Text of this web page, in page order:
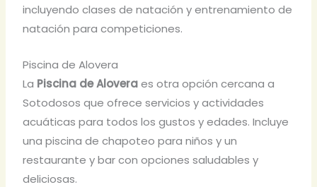
incluyendo clases de natación y entrenamiento de
natación para competiciones.
Piscina de Alovera
La Piscina de Aloveraes otra opción cercana a
Sotodosos que ofrece servicios y actividades
acuáticas para todos los gustos y edades. Incluye
una piscina de chapoteo para niños y un
restaurante y bar con opciones saludables y
deliciosas.